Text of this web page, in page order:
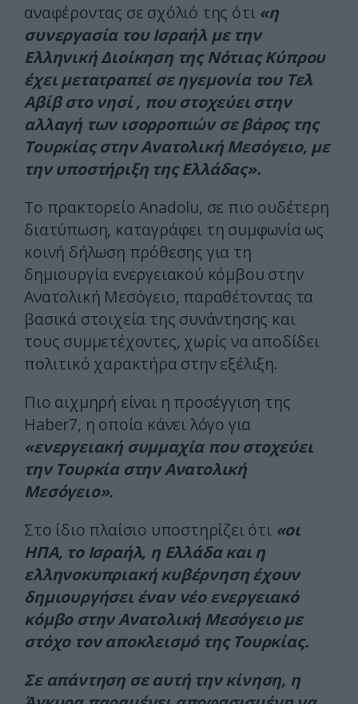
αναφέροντας σε σχόλιό της ότι «η
συνεργασία του Ισραήλ με την
Ελληνική Διοίκηση της Νότιας Κύπρου
έχει μετατραπεί σε ηγεμονία του Τελ
Αβίβ στο νησί , που στοχεύει στην
αλλαγή των ισορροπιών σε βάρος της
Τουρκίας στην Ανατολική Μεσόγειο, με
την υποστήριξη της Ελλάδας».
Το πρακτορείο Anadolu, σε πιο ουδέτερη
διατύπωση, καταγράφει τη συμφωνία ως
κοινή δήλωση πρόθεσης για τη
δημιουργία ενεργειακού κόμβου στην
Ανατολική Μεσόγειο, παραθέτοντας τα
βασικά στοιχεία της συνάντησης και
τους συμμετέχοντες, χωρίς να αποδίδει
πολιτικό χαρακτήρα στην εξέλιξη.
Πιο αιχμηρή είναι η προσέγγιση της
Haber7, η οποία κάνει λόγο για
«ενεργειακή συμμαχία που στοχεύει
την Τουρκία στην Ανατολική
Μεσόγειο».
Στο ίδιο πλαίσιο υποστηρίζει ότι «οι
ΗΠΑ, το Ισραήλ, η Ελλάδα και η
ελληνοκυπριακή κυβέρνηση έχουν
δημιουργήσει έναν νέο ενεργειακό
κόμβο στην Ανατολική Μεσόγειο με
στόχο τον αποκλεισμό της Τουρκίας.
Σε απάντηση σε αυτή την κίνηση, η